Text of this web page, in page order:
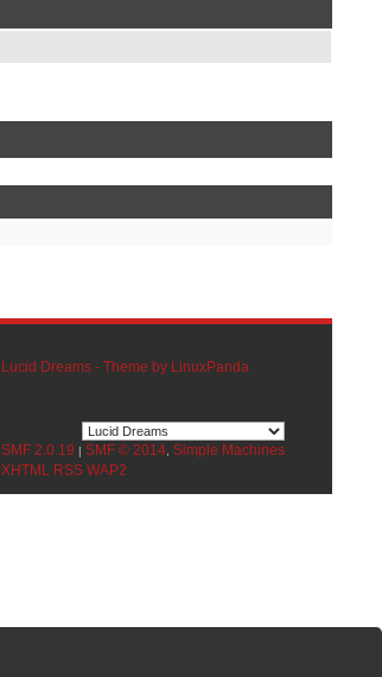
Lucid Dreams - Theme by LinuxPanda
SMF 2.0.19 | SMF © 2014, Simple Machines
XHTML RSS WAP2